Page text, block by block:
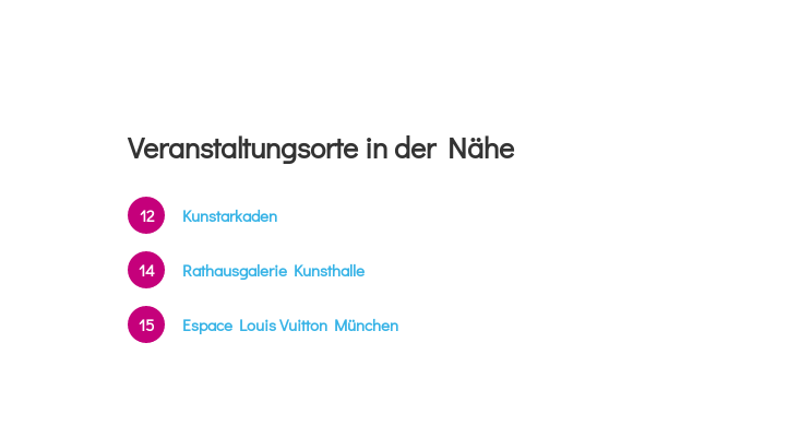
Veranstaltungsorte in der Nähe
12 Kunstarkaden
14 Rathausgalerie Kunsthalle
15 Espace Louis Vuitton München